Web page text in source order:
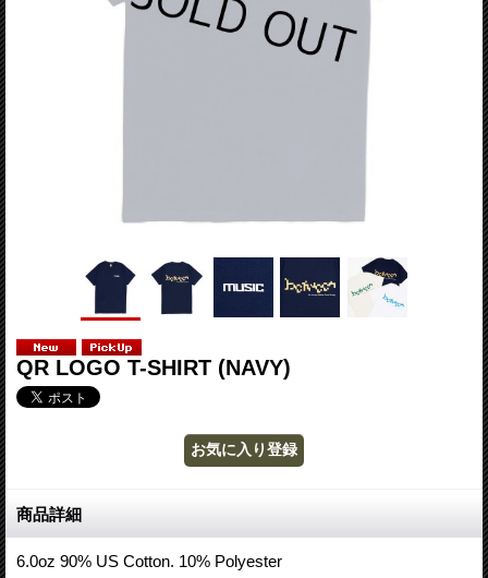
QR LOGO T-SHIRT (NAVY)
商品詳細
6.0oz 90% US Cotton. 10% Polyester